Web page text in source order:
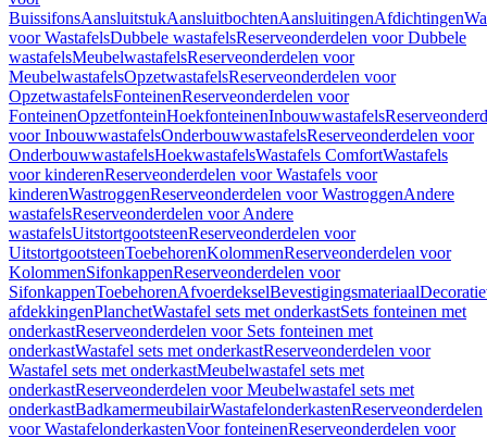
BuissifonsAansluitstukAansluitbochtenAansluitingenAfdichtingen
voor WastafelsDubbele wastafelsReserveonderdelen voor Dubbele
wastafelsMeubelwastafelsReserveonderdelen voor
MeubelwastafelsOpzetwastafelsReserveonderdelen voor
OpzetwastafelsFonteinenReserveonderdelen voor
FonteinenOpzetfonteinHoekfonteinenInbouwwastafels
voor InbouwwastafelsOnderbouwwastafelsReserveonderdelen voor
OnderbouwwastafelsHoekwastafelsWastafels ComfortWastafels
voor kinderenReserveonderdelen voor Wastafels voor
kinderenWastroggenReserveonderdelen voor WastroggenAndere
wastafelsReserveonderdelen voor Andere
wastafelsUitstortgootsteenReserveonderdelen voor
UitstortgootsteenToebehorenKolommenReserveonderdelen voor
KolommenSifonkappenReserveonderdelen voor
SifonkappenToebehorenAfvoerdekselBevestigingsmateriaal
afdekkingenPlanchetWastafel sets met onderkastSets fonteinen met
onderkastReserveonderdelen voor Sets fonteinen met
onderkastWastafel sets met onderkastReserveonderdelen voor
Wastafel sets met onderkastMeubelwastafel sets met
onderkastReserveonderdelen voor Meubelwastafel sets met
onderkastBadkamermeubilairWastafelonderkastenReserveonderdelen
voor WastafelonderkastenVoor fonteinenReserveonderdelen voor